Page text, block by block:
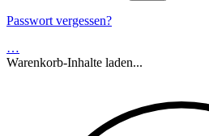
Passwort vergessen?
…
Warenkorb-Inhalte laden...